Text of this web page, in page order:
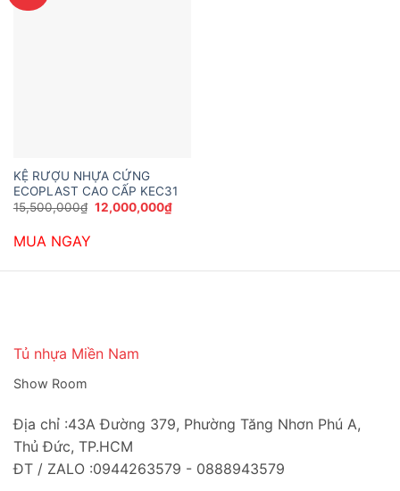
KỆ RƯỢU NHỰA CỨNG
ECOPLAST CAO CẤP KEC31
15,500,000₫ Giá
gốc
12,000,000₫Giá
hiện
MUA NGAY
Tủ nhựa Miền Nam
Show Room
Địa chỉ :43A Đường 379, Phường Tăng Nhơn Phú A,
Thủ Đức, TP.HCM
ĐT / ZALO :0944263579 - 0888943579